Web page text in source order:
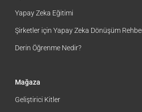
Open Zeka Marc
Yapay Zeka Eğitimi
Şirketler için Yapay Zeka Dönüşüm Rehberi
Mağaza